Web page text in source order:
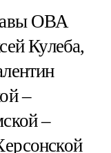
ОВА
Кулеба,
–
–